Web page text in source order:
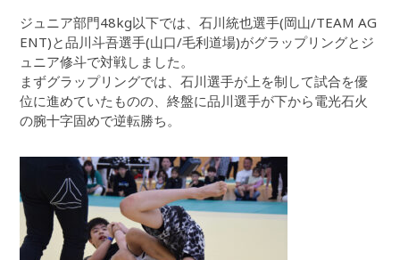
ジュニア部門48kg以下では、石川統也選手(岡山/TEAM AG
ENT)と品川斗吾選手(山口/毛利道場)がグラップリングとジ
ュニア修斗で対戦しました。
まずグラップリングでは、石川選手が上を制して試合を優
位に進めていたものの、終盤に品川選手が下から電光石火
の腕十字固めで逆転勝ち。